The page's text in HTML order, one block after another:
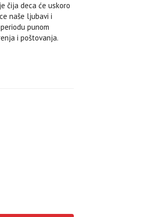
čija deca će uskoro
naše ljubavi i
punom
i poštovanja.